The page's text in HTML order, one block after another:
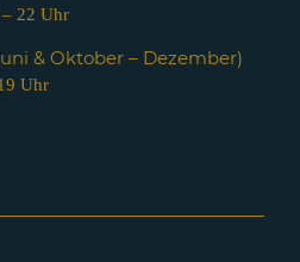
– 22 Uhr
& Oktober – Dezember)
Uhr